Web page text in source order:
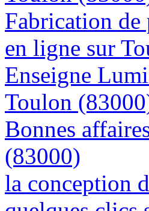
Fabrication de
en ligne sur
Enseigne
Toulon
Bonnes
(83000)
la conception